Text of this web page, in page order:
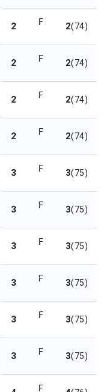
2 F 2(74)
2 F 2(74)
2 F 2(74)
2 F 2(74)
3 F 3(75)
3 F 3(75)
3 F 3(75)
3 F 3(75)
3 F 3(75)
3 F 3(75)
F